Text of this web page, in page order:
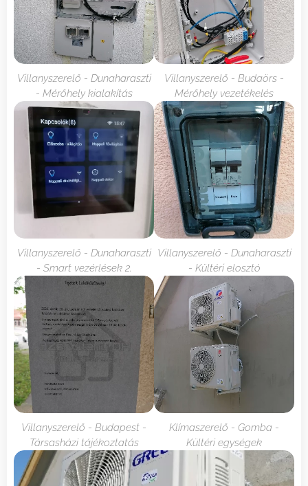
Villanyszerelő - Dunaharaszti
- Mérőhely kialakítás
Villanyszerelő - Budaörs -
Mérőhely vezetékelés
Villanyszerelő - Dunaharaszti
- Smart vezérlések 2.
Villanyszerelő - Dunaharaszti
- Kültéri elosztó
Villanyszerelő - Budapest -
Társasházi tájékoztatás
Klímaszerelő - Gomba -
Kültéri egységek